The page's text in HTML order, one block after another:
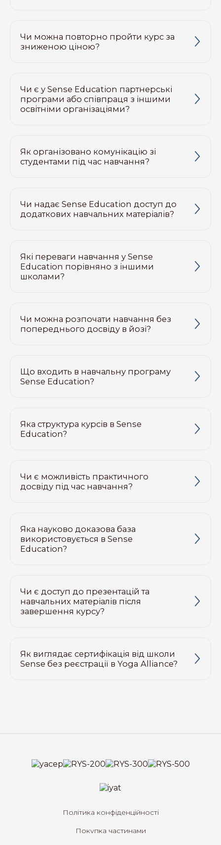
Чи можна повторно пройти курс за
зниженою ціною?
Чи є у Sense Education партнерські
програми або співпраця з іншими
освітніми організаціями?
Як організовано комунікацію зі
студентами під час навчання?
Чи надає Sense Education доступ до
додаткових навчальних матеріалів?
Які переваги навчання у Sense
Education порівняно з іншими
школами?
Чи можна розпочати навчання без
попереднього досвіду в йозі?
Що входить в навчальну програму
Sense Education?
Яка структура курсів в Sense
Education?
Чи є можливість практичного
досвіду під час навчання?
Яка науково доказова база
використовується в Sense
Education?
Чи є доступ до презентацій та
навчальних матеріалів після
завершення курсу?
Як виглядає сертифікація від школи
Sense без реєстрації в Yoga Alliance?
Політика конфіденційності
Покупка частинами